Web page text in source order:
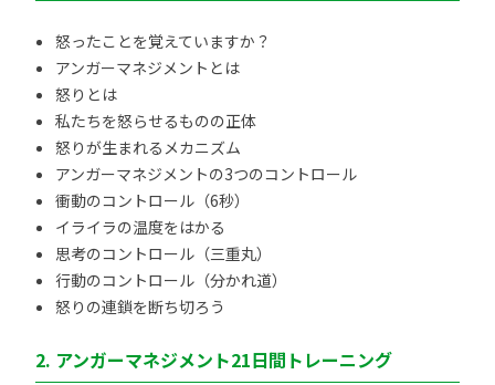
怒ったことを覚えていますか？
アンガーマネジメントとは
怒りとは
私たちを怒らせるものの正体
怒りが生まれるメカニズム
アンガーマネジメントの3つのコントロール
衝動のコントロール（6秒）
イライラの温度をはかる
思考のコントロール（三重丸）
行動のコントロール（分かれ道）
怒りの連鎖を断ち切ろう
2. アンガーマネジメント21日間トレーニング